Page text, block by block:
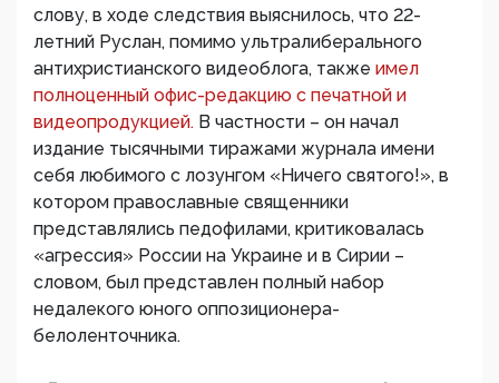
слову, в ходе следствия выяснилось, что 22-
летний Руслан, помимо ультралиберального
антихристианского видеоблога, также имел
полноценный офис-редакцию с печатной и
видеопродукцией. В частности – он начал
издание тысячными тиражами журнала имени
себя любимого с лозунгом «Ничего святого!», в
котором православные священники
представлялись педофилами, критиковалась
«агрессия» России на Украине и в Сирии –
словом, был представлен полный набор
недалекого юного оппозиционера-
белоленточника.